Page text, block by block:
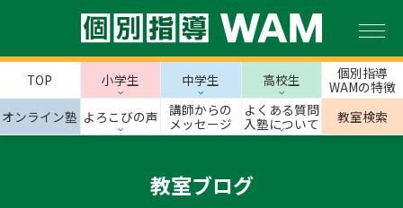
TOP 小学生 中学生 高校生
個別指導
WAMの特徴
オンライン塾 よろこびの声
講師からの
メッセージ
よくある質問
入塾について
教室検索
教室ブログ